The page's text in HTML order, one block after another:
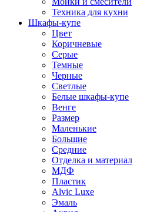
Техника для кухни
Шкафы-купе
Цвет
Коричневые
Серые
Темные
Черные
Светлые
Белые шкафы-купе
Венге
Размер
Маленькие
Большие
Средние
Отделка и материал
МДФ
Пластик
Alvic Luxe
Эмаль